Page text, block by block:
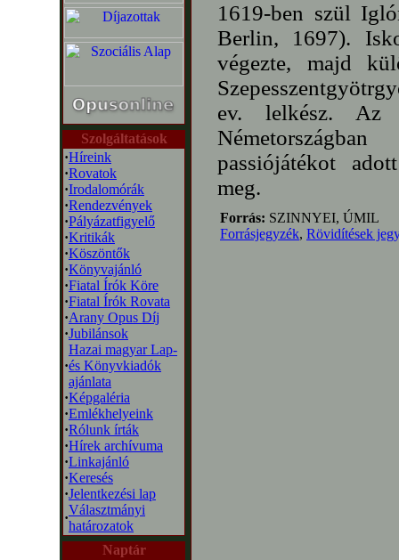
Szolgáltatások
·Híreink
·Rovatok
·Irodalomórák
·Rendezvények
·Pályázatfigyelő
·Kritikák
·Köszöntők
·Könyvajánló
·Fiatal Írók Köre
·Fiatal Írók Rovata
·Arany Opus Díj
·Jubilánsok
·
Hazai magyar Lap-
és Könyvkiadók
ajánlata
·Képgaléria
·Emlékhelyeink
·Rólunk írták
·Hírek archívuma
·Linkajánló
·Keresés
·Jelentkezési lap
·
Választmányi
határozatok
Naptár
1619-ben szül
Berlin, 1697).
végezte, majd
ev. lelkész. Az
passiójátékot
meg.
Forrás: SZINNYEI, ÚMIL
Forrásjegyzék, Rövidítések